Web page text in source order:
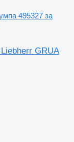
495327 за
GRUA